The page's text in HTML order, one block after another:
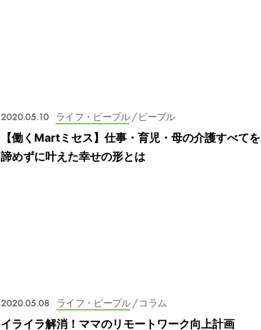
2020.05.10 ライフ・ピープル/ ピープル
【働くMartミセス】仕事・育児・母の介護すべてを
諦めずに叶えた幸せの形とは
2020.05.08 ライフ・ピープル/ コラム
イライラ解消！ママのリモートワーク向上計画